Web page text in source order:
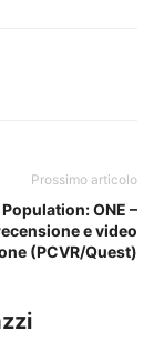
Prossimo articolo
Population: ONE –
e video
(PCVR/Quest)